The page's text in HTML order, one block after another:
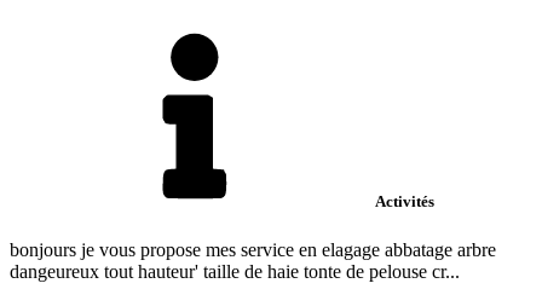
Activités
bonjours je vous propose mes service en elagage abbatage arbre
dangeureux tout hauteur' taille de haie tonte de pelouse cr...